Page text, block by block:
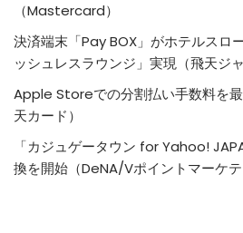
（Mastercard）
決済端末「Pay BOX」がホテルスロ
ッシュレスラウンジ」実現（飛天ジャ
Apple Storeでの分割払い手数料を
天カード）
「カジュゲータウン for Yahoo!
換を開始（DeNA/Vポイントマーケテ